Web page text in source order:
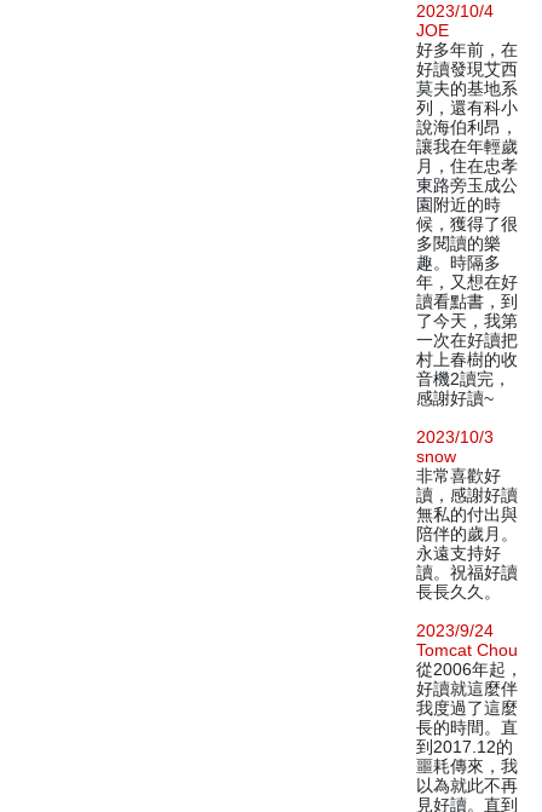
2023/10/4
JOE
好多年前，在
好讀發現艾西
莫夫的基地系
列，還有科小
說海伯利昂，
讓我在年輕歲
月，住在忠孝
東路旁玉成公
園附近的時
候，獲得了很
多閱讀的樂
趣。時隔多
年，又想在好
讀看點書，到
了今天，我第
一次在好讀把
村上春樹的收
音機2讀完，
感謝好讀~
2023/10/3
snow
非常喜歡好
讀，感謝好讀
無私的付出與
陪伴的歲月。
永遠支持好
讀。祝福好讀
長長久久。
2023/9/24
Tomcat Chou
從2006年起，
好讀就這麼伴
我度過了這麼
長的時間。直
到2017.12的
噩耗傳來，我
以為就此不再
見好讀。直到